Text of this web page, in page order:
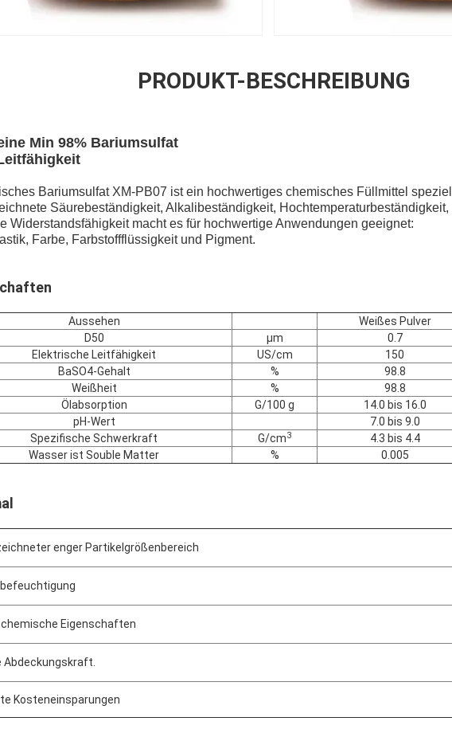
PRODUKT-BESCHREIBUNG
Min 98% Bariumsulfat
Bariumsulfat XM-PB07 ist ein hochwertiges chemisches Füllmittel
Säurebeständigkeit, Alkalibeständigkeit, Hochtemperaturbeständigkeit,
Widerstandsfähigkeit macht es für hochwertige Anwendungen geeignet:
Farbe, Farbstoffflüssigkeit und Pigment.
Aussehen
Weißes Pulver
D50
μm
0.7
Elektrische Leitfähigkeit
US/cm
150
BaSO4-Gehalt
%
98.8
Weißheit
%
98.8
Ölabsorption
G/100 g
14.0 bis 16.0
pH-Wert
7.0 bis 9.0
Spezifische Schwerkraft
G/cm3
4.3 bis 4.4
Wasser ist Souble Matter
% 0.005
enger Partikelgrößenbereich
Eigenschaften
Abdeckungskraft.
Kosteneinsparungen